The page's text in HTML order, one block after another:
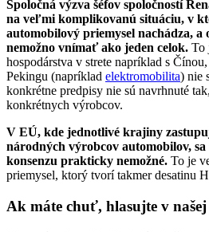
Spoločná výzva šéfov spoločností
na veľmi komplikovanú situáciu, v
automobilový priemysel nachádza, a
nemožno vnímať ako jeden celok. To
hospodárstva v strete napríklad s
Pekingu (napríklad elektromobilita) nie
konkrétne predpisy nie sú navrhnuté
konkrétnych výrobcov.
V EÚ, kde jednotlivé krajiny
národných výrobcov automobilov,
konsenzu prakticky nemožné. To je
priemysel, ktorý tvorí takmer desatinu
Ak máte chuť, hlasujte v našej